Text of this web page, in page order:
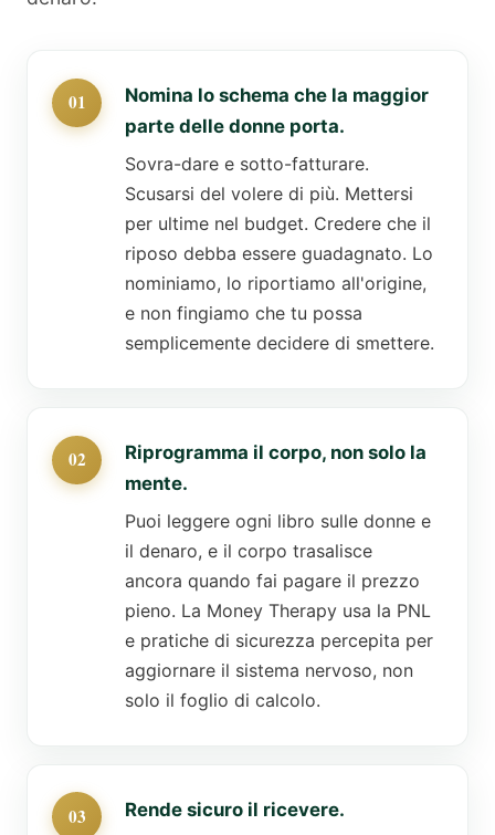
Nomina lo schema che la maggior
parte delle donne porta.
Sovra-dare e sotto-fatturare.
Scusarsi del volere di più. Mettersi
per ultime nel budget. Credere che il
riposo debba essere guadagnato. Lo
nominiamo, lo riportiamo all'origine,
e non fingiamo che tu possa
semplicemente decidere di smettere.
Riprogramma il corpo, non solo la
mente.
Puoi leggere ogni libro sulle donne e
il denaro, e il corpo trasalisce
ancora quando fai pagare il prezzo
pieno. La Money Therapy usa la PNL
e pratiche di sicurezza percepita per
aggiornare il sistema nervoso, non
solo il foglio di calcolo.
Rende sicuro il ricevere.